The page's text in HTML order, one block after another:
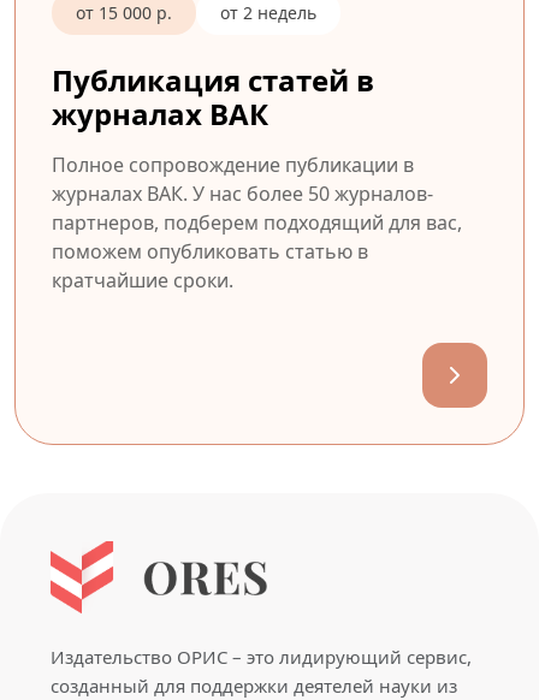
от 15 000 р. от 2 недель
Публикация статей в
журналах ВАК
Полное сопровождение публикации в
журналах ВАК. У нас более 50 журналов-
партнеров, подберем подходящий для вас,
поможем опубликовать статью в
кратчайшие сроки.
Издательство ОРИС – это лидирующий сервис,
созданный для поддержки деятелей науки из